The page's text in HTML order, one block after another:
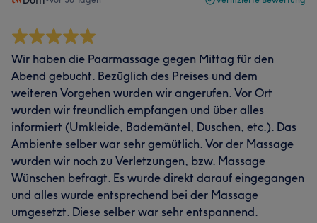
Wir haben die Paarmassage gegen Mittag für den
Abend gebucht. Bezüglich des Preises und dem
weiteren Vorgehen wurden wir angerufen. Vor Ort
wurden wir freundlich empfangen und über alles
informiert (Umkleide, Bademäntel, Duschen, etc.). Das
Ambiente selber war sehr gemütlich. Vor der Massage
wurden wir noch zu Verletzungen, bzw. Massage
Wünschen befragt. Es wurde direkt darauf eingegangen
und alles wurde entsprechend bei der Massage
umgesetzt. Diese selber war sehr entspannend.